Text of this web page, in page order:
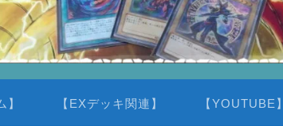
】 【EXデッキ関連】 【YOUTUBE】